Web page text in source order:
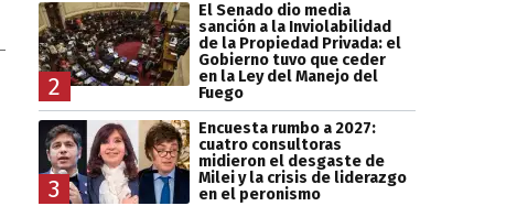
2
El Senado dio media
sanción a la Inviolabilidad
de la Propiedad Privada: el
Gobierno tuvo que ceder
en la Ley del Manejo del
Fuego
3
Encuesta rumbo a 2027:
cuatro consultoras
midieron el desgaste de
Milei y la crisis de liderazgo
en el peronismo